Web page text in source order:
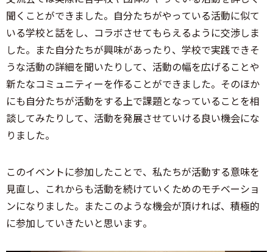
聞くことができました。自分たちがやっている活動に似て
いる学校と話をし、コラボさせてもらえるように交渉しま
した。また自分たちが興味があったり、学校で実践できそ
うな活動の詳細を聞いたりして、活動の幅を広げることや
新たなコミュニティーを作ることができました。そのほか
にも自分たちが活動をする上で課題となっていることを相
談してみたりして、活動を発展させていける良い機会にな
りました。
このイベントに参加したことで、私たちが活動する意味を
見直し、これからも活動を続けていくためのモチベーショ
ンになりました。またこのような機会が頂ければ、積極的
に参加していきたいと思います。